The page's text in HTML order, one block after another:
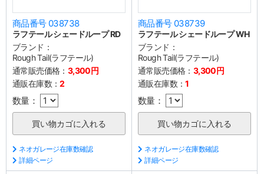
商品番号 038738
ラフテール シェードループ RD
ブランド：
Rough Tail(ラフテール)
通常販売価格： 3,300円
通販在庫数：2
数量：
ネオガレージ在庫数確認
詳細ページ
商品番号 038739
ラフテール シェードループ WH
ブランド：
Rough Tail(ラフテール)
通常販売価格： 3,300円
通販在庫数：1
数量：
ネオガレージ在庫数確認
詳細ページ